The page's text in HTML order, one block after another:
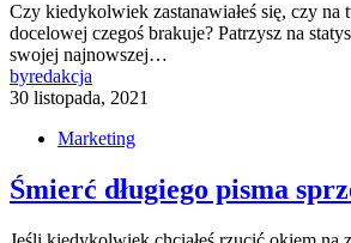
Czy kiedykolwiek zastanawiałeś się, czy na
docelowej czegoś brakuje? Patrzysz na
swojej najnowszej…
byredakcja
30 listopada, 2021
Marketing
Śmierć długiego pisma